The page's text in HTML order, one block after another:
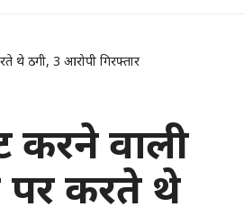
थे ठगी, 3 आरोपी गिरफ्तार
करने वाली
पर करते थे